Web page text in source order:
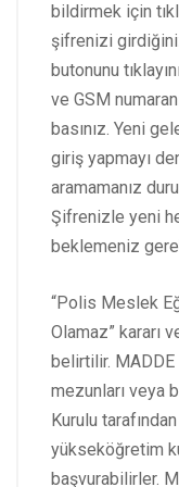
bildirmek için
şifrenizi
butonunu
ve GSM
basınız. Yeni
giriş yapmayı
aramamanız
Şifrenizle yeni
beklemeniz
“Polis Meslek
Olamaz” kararı
belirtilir.
mezunları veya
Kurulu
yükseköğretim
başvurabilirler.